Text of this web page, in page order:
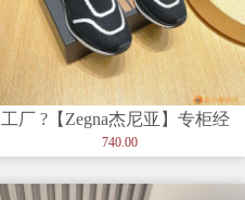
工厂 ?【Zegna杰尼亚】专柜经
典休闲鞋，以细节和创造力
740.00